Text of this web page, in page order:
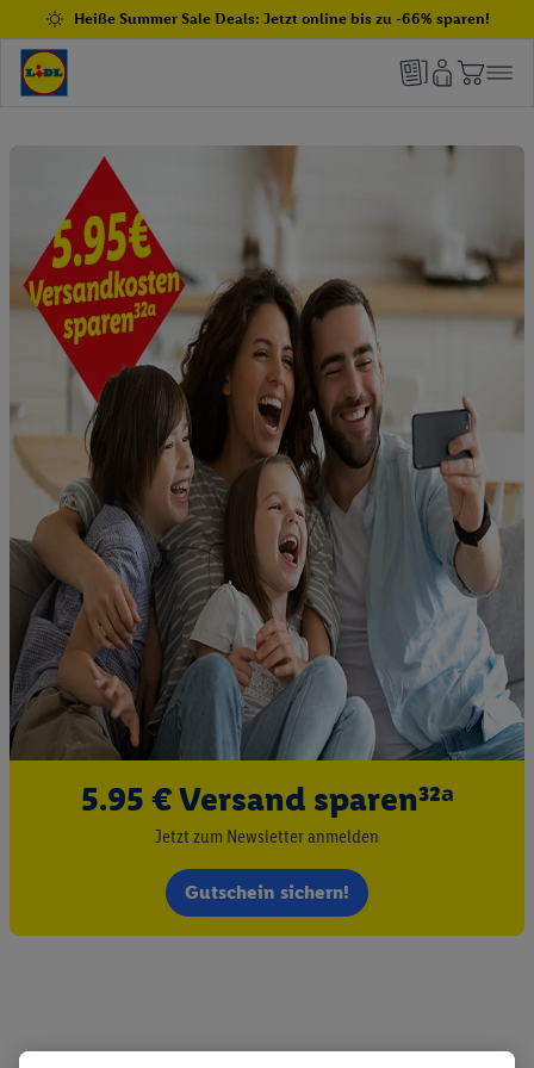
Heiße Summer Sale Deals: Jetzt online bis zu -66% sparen!
5.95 € Versand sparen³²ᵃ
Jetzt zum Newsletter anmelden
Gutschein sichern!